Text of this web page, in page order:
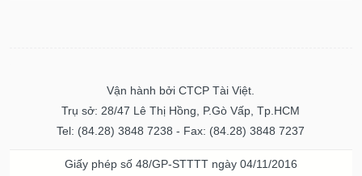
Vận hành bởi CTCP Tài Việt.
Trụ sở: 28/47 Lê Thị Hồng, P.Gò Vấp, Tp.HCM
Tel: (84.28) 3848 7238 - Fax: (84.28) 3848 7237
Giấy phép số 48/GP-STTTT ngày 04/11/2016